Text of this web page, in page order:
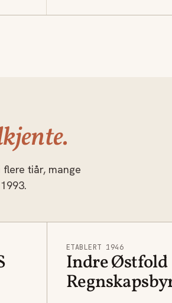
tiår, mange
ETABLERT 1946
Indre Østfold